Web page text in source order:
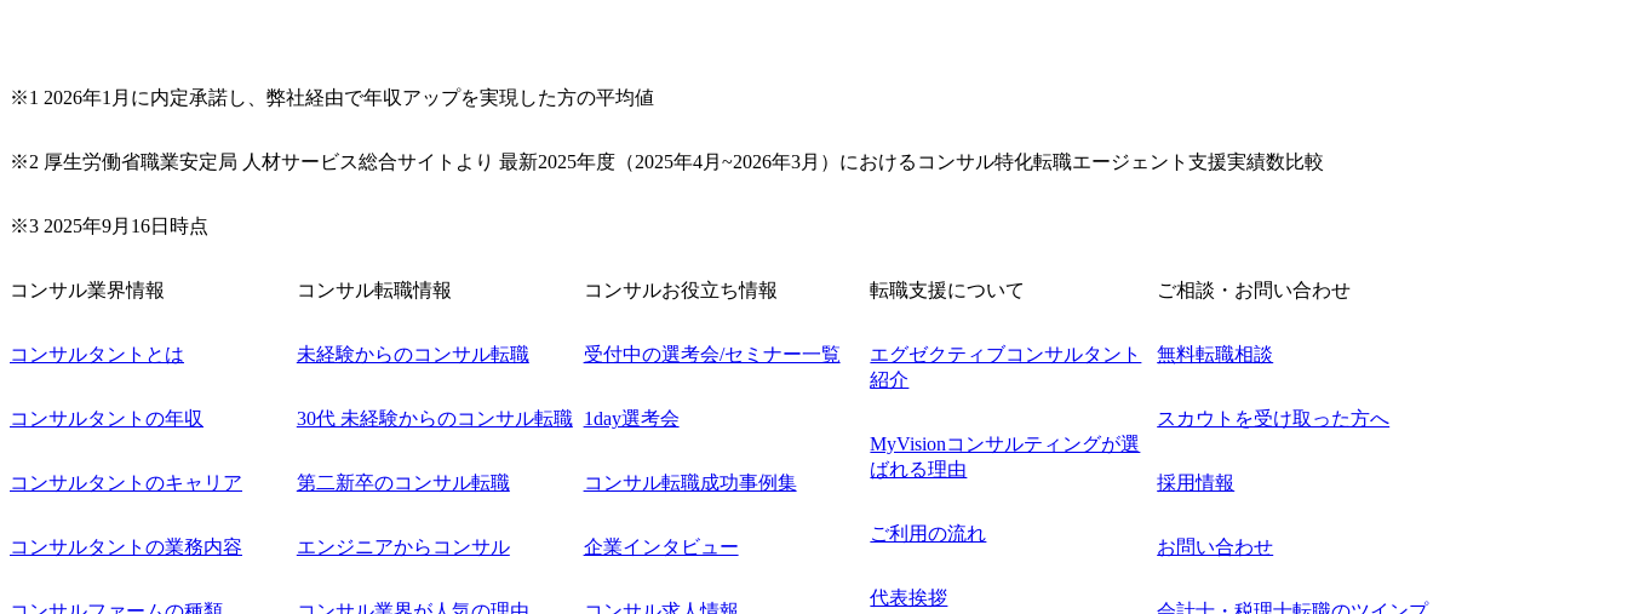
※1 2026年1月に内定承諾し、弊社経由で年収アップを実現した方の平均値
※2 厚生労働省職業安定局 人材サービス総合サイトより 最新2025年度（2025年4月~2026年3月）におけるコンサル特化転職エージェント支援実績数比較
※3 2025年9月16日時点
コンサル業界情報
コンサルタントとは
コンサルタントの年収
コンサルタントのキャリア
コンサルタントの業務内容
コンサル転職情報
未経験からのコンサル転職
30代 未経験からのコンサル転職
第二新卒のコンサル転職
エンジニアからコンサル
コンサルお役立ち情報
受付中の選考会/セミナー一覧
1day選考会
コンサル転職成功事例集
企業インタビュー
転職支援について
エグゼクティブコンサルタント
紹介
MyVisionコンサルティングが選
ばれる理由
ご利用の流れ
代表挨拶
ご相談・お問い合わせ
無料転職相談
スカウトを受け取った方へ
採用情報
お問い合わせ